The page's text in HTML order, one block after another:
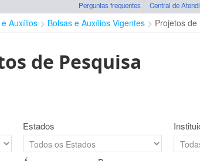
Perguntas frequentes Central de
Auxílios Bolsas e Auxílios Vigentes Projetos de
de Pesquisa
Estados